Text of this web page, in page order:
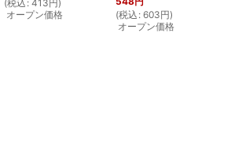
(税込 : 413円)
オープン価格
(税込 : 603円)
オープン価格